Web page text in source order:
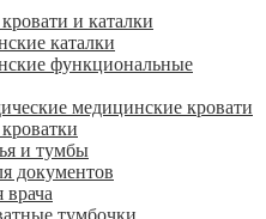
и каталки
каталки
функциональные
медицинские кровати
и тумбы
документов
врача
тумбочки